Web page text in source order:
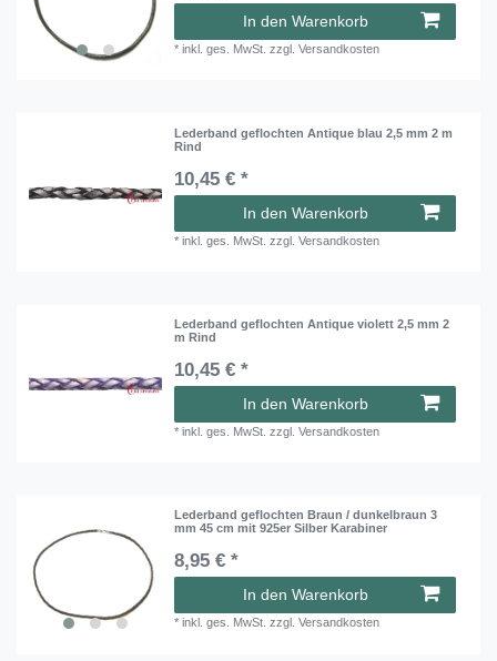
In den Warenkorb
*inkl. ges. MwSt. zzgl.Versandkosten
Lederband geflochten Antique blau 2,5 mm 2 m
Rind
10,45 € *
In den Warenkorb
*inkl. ges. MwSt. zzgl.Versandkosten
Lederband geflochten Antique violett 2,5 mm 2
m Rind
10,45 € *
In den Warenkorb
*inkl. ges. MwSt. zzgl.Versandkosten
Lederband geflochten Braun / dunkelbraun 3
mm 45 cm mit 925er Silber Karabiner
8,95 € *
In den Warenkorb
*inkl. ges. MwSt. zzgl.Versandkosten